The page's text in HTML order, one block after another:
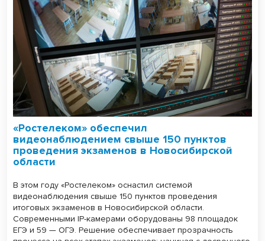
«Ростелеком» обеспечил
видеонаблюдением свыше 150 пунктов
проведения экзаменов в Новосибирской
области
В этом году «Ростелеком» оснастил системой
видеонаблюдения свыше 150 пунктов проведения
итоговых экзаменов в Новосибирской области.
Современными IP-камерами оборудованы 98 площадок
ЕГЭ и 59 — ОГЭ. Решение обеспечивает прозрачность